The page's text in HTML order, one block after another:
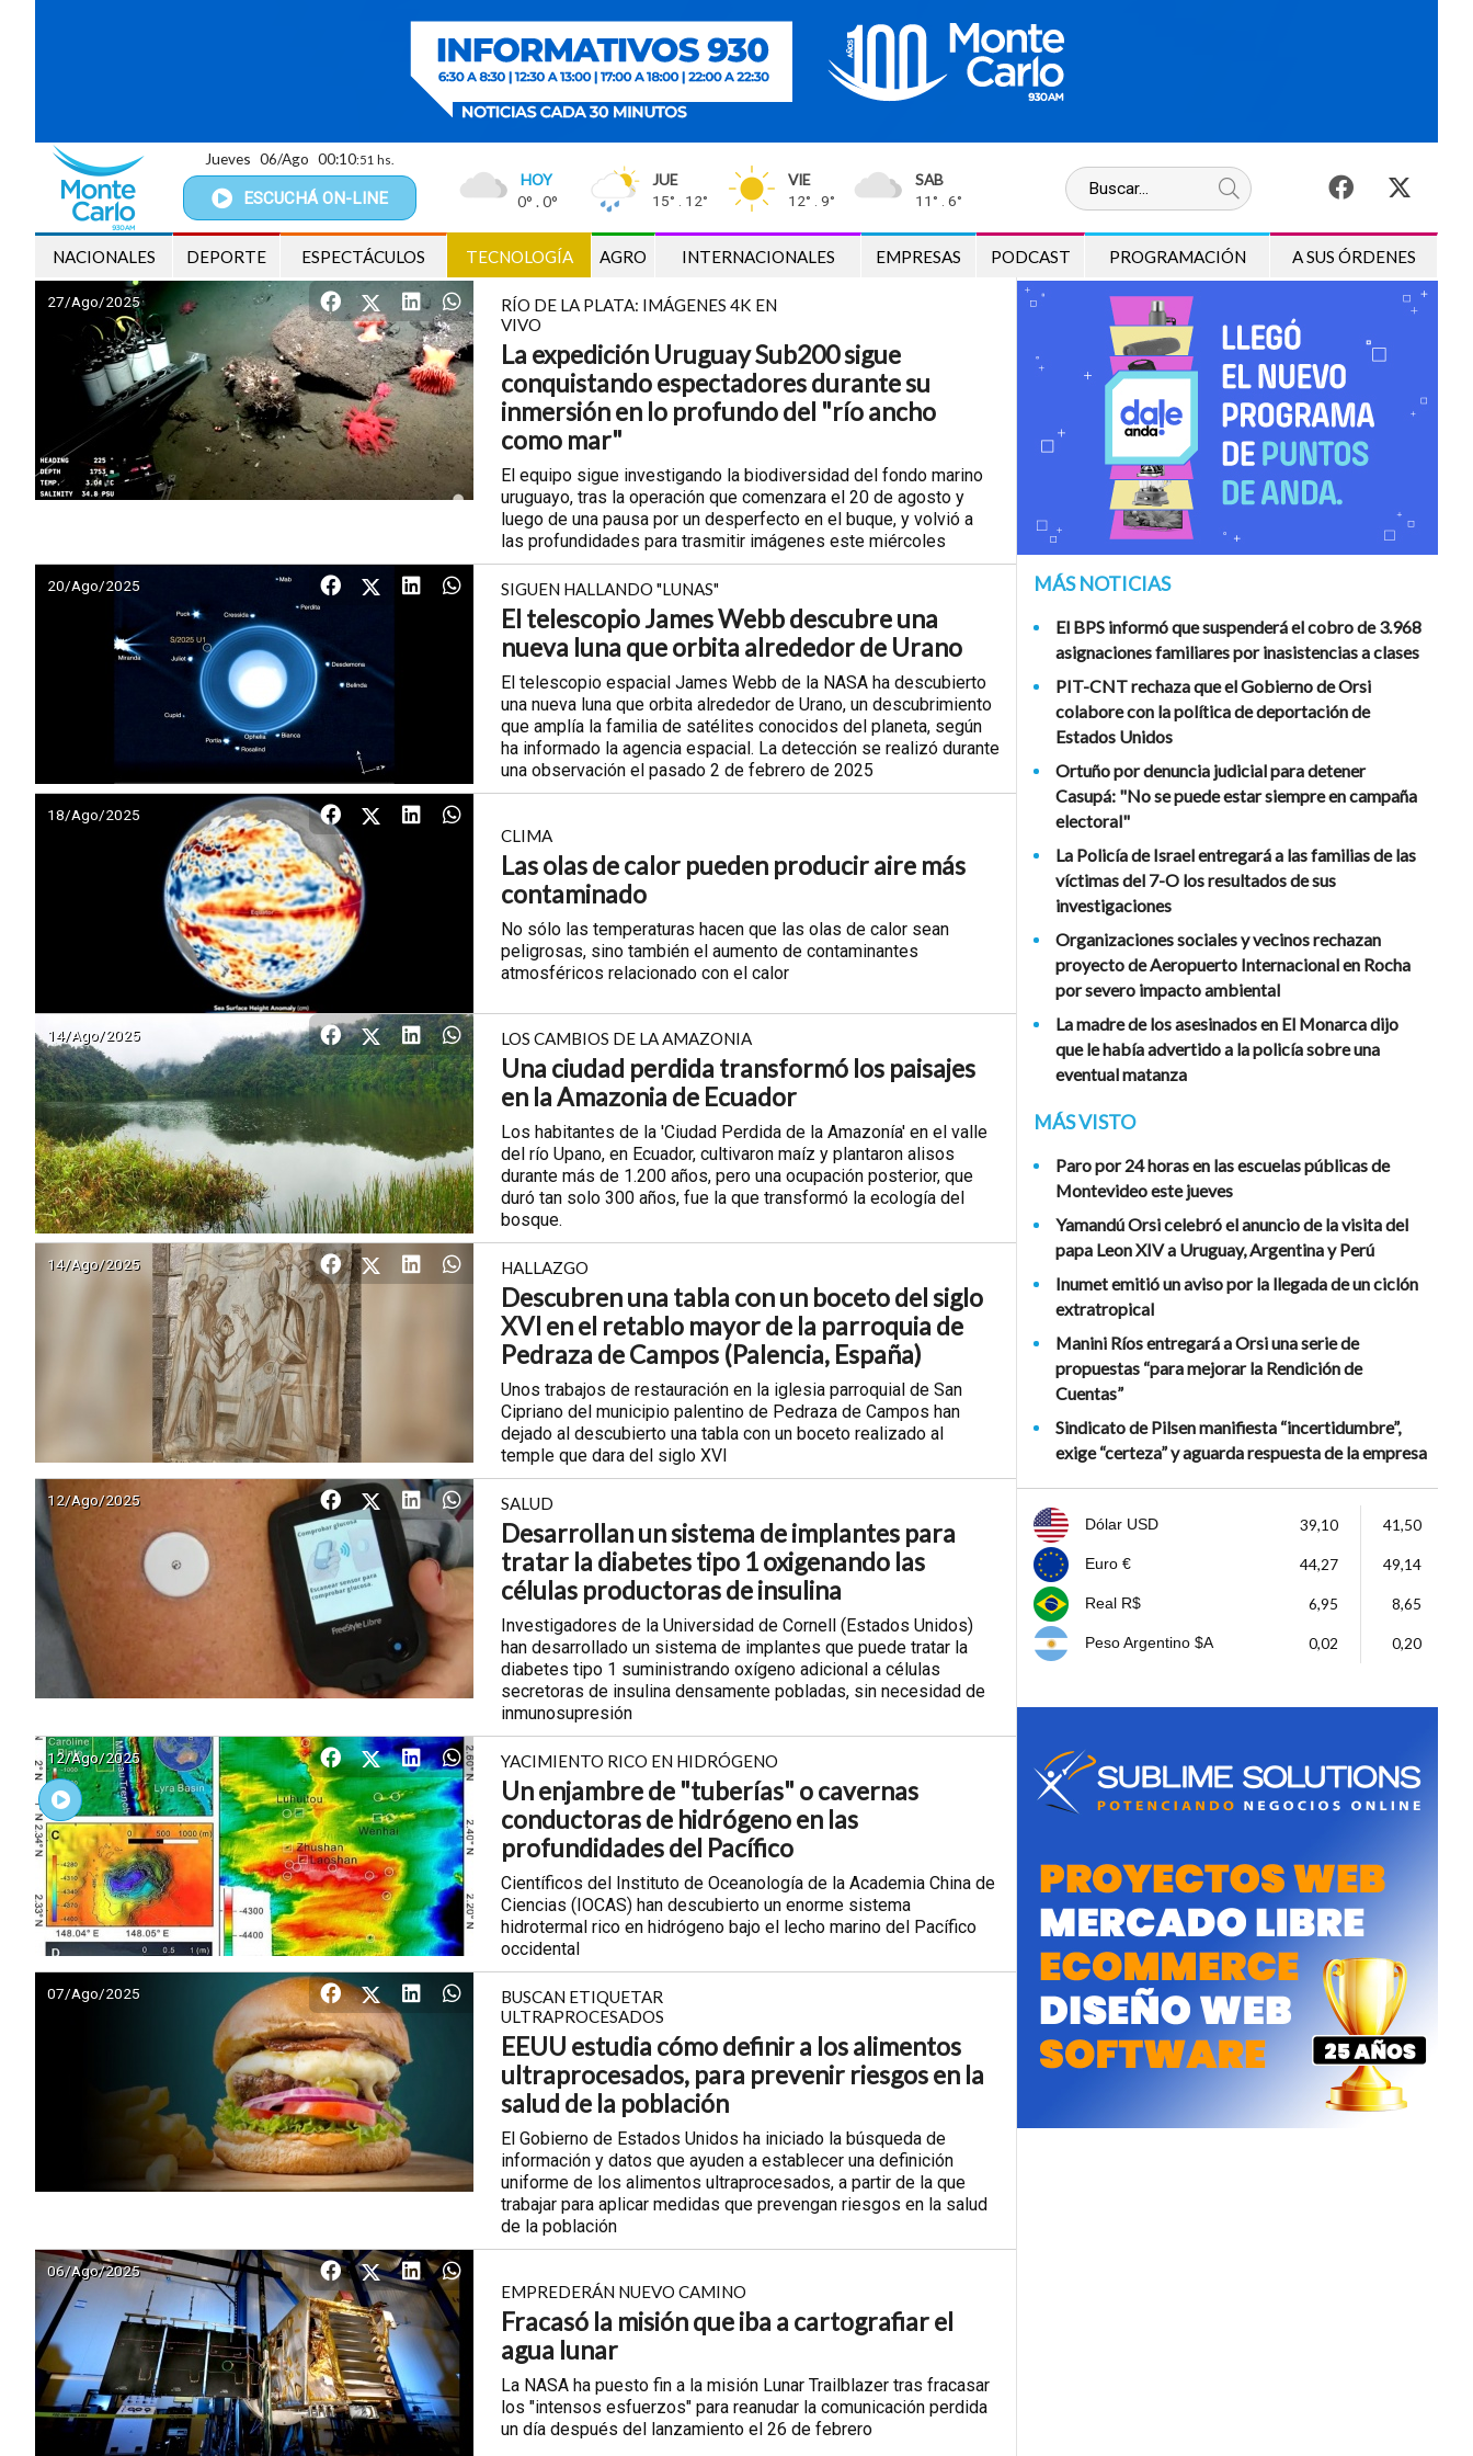
ESCUCHÁ ON-LINE
HOY
0° . 0°
JUE
15° . 12°
VIE
12° . 9°
SAB
11° . 6°
Jueves 06/Ago 00:10:53 hs.
NACIONALES DEPORTE ESPECTÁCULOS TECNOLOGÍA AGRO INTERNACIONALES EMPRESAS PODCAST PROGRAMACIÓN A SUS ÓRDENES
27/Ago/2025
RÍO DE LA PLATA: IMÁGENES 4K EN
VIVO
La expedición Uruguay Sub200 sigue
conquistando espectadores durante su
inmersión en lo profundo del "río ancho
como mar"
El equipo sigue investigando la biodiversidad del fondo marino
uruguayo, tras la operación que comenzara el 20 de agosto y
luego de una pausa por un desperfecto en el buque, y volvió a
las profundidades para trasmitir imágenes este miércoles
20/Ago/2025 SIGUEN HALLANDO "LUNAS"
El telescopio James Webb descubre una
nueva luna que orbita alrededor de Urano
El telescopio espacial James Webb de la NASA ha descubierto
una nueva luna que orbita alrededor de Urano, un descubrimiento
que amplía la familia de satélites conocidos del planeta, según
ha informado la agencia espacial. La detección se realizó durante
una observación el pasado 2 de febrero de 2025
18/Ago/2025
CLIMA
Las olas de calor pueden producir aire más
contaminado
No sólo las temperaturas hacen que las olas de calor sean
peligrosas, sino también el aumento de contaminantes
atmosféricos relacionado con el calor
14/Ago/2025 LOS CAMBIOS DE LA AMAZONIA
Una ciudad perdida transformó los paisajes
en la Amazonia de Ecuador
Los habitantes de la 'Ciudad Perdida de la Amazonía' en el valle
del río Upano, en Ecuador, cultivaron maíz y plantaron alisos
durante más de 1.200 años, pero una ocupación posterior, que
duró tan solo 300 años, fue la que transformó la ecología del
bosque.
14/Ago/2025 HALLAZGO
Descubren una tabla con un boceto del siglo
XVI en el retablo mayor de la parroquia de
Pedraza de Campos (Palencia, España)
Unos trabajos de restauración en la iglesia parroquial de San
Cipriano del municipio palentino de Pedraza de Campos han
dejado al descubierto una tabla con un boceto realizado al
temple que dara del siglo XVI
12/Ago/2025 SALUD
Desarrollan un sistema de implantes para
tratar la diabetes tipo 1 oxigenando las
células productoras de insulina
Investigadores de la Universidad de Cornell (Estados Unidos)
han desarrollado un sistema de implantes que puede tratar la
diabetes tipo 1 suministrando oxígeno adicional a células
secretoras de insulina densamente pobladas, sin necesidad de
inmunosupresión
12/Ago/2025 YACIMIENTO RICO EN HIDRÓGENO
Un enjambre de "tuberías" o cavernas
conductoras de hidrógeno en las
profundidades del Pacífico
Científicos del Instituto de Oceanología de la Academia China de
Ciencias (IOCAS) han descubierto un enorme sistema
hidrotermal rico en hidrógeno bajo el lecho marino del Pacífico
occidental
07/Ago/2025
BUSCAN ETIQUETAR
ULTRAPROCESADOS
EEUU estudia cómo definir a los alimentos
ultraprocesados, para prevenir riesgos en la
salud de la población
El Gobierno de Estados Unidos ha iniciado la búsqueda de
información y datos que ayuden a establecer una definición
uniforme de los alimentos ultraprocesados, a partir de la que
trabajar para aplicar medidas que prevengan riesgos en la salud
de la población
06/Ago/2025
EMPREDERÁN NUEVO CAMINO
Fracasó la misión que iba a cartografiar el
agua lunar
La NASA ha puesto fin a la misión Lunar Trailblazer tras fracasar
los "intensos esfuerzos" para reanudar la comunicación perdida
un día después del lanzamiento el 26 de febrero
MÁS NOTICIAS
El BPS informó que suspenderá el cobro de 3.968
asignaciones familiares por inasistencias a clases
PIT-CNT rechaza que el Gobierno de Orsi
colabore con la política de deportación de
Estados Unidos
Ortuño por denuncia judicial para detener
Casupá: "No se puede estar siempre en campaña
electoral"
La Policía de Israel entregará a las familias de las
víctimas del 7-O los resultados de sus
investigaciones
Organizaciones sociales y vecinos rechazan
proyecto de Aeropuerto Internacional en Rocha
por severo impacto ambiental
La madre de los asesinados en El Monarca dijo
que le había advertido a la policía sobre una
eventual matanza
MÁS VISTO
Paro por 24 horas en las escuelas públicas de
Montevideo este jueves
Yamandú Orsi celebró el anuncio de la visita del
papa Leon XIV a Uruguay, Argentina y Perú
Inumet emitió un aviso por la llegada de un ciclón
extratropical
Manini Ríos entregará a Orsi una serie de
propuestas “para mejorar la Rendición de
Cuentas”
Sindicato de Pilsen manifiesta “incertidumbre”,
exige “certeza” y aguarda respuesta de la empresa
Dólar USD 39,10 41,50
Euro € 44,27 49,14
Real R$ 6,95 8,65
Peso Argentino $A 0,02 0,20